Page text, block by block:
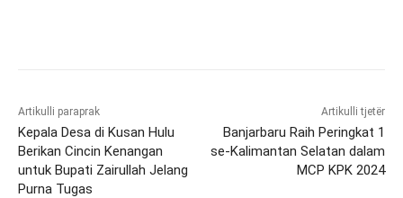
Artikulli paraprak
Kepala Desa di Kusan Hulu
Berikan Cincin Kenangan
untuk Bupati Zairullah Jelang
Purna Tugas
Artikulli tjetër
Banjarbaru Raih Peringkat 1
se-Kalimantan Selatan dalam
MCP KPK 2024